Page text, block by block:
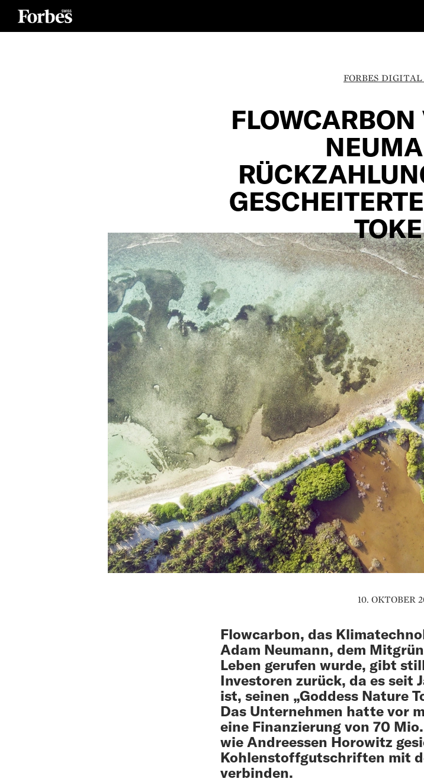
FORBES DIGITAL
10. OKTOBER
Flowcarbon, das
Adam Neumann, dem
Leben gerufen wurde, gibt
Investoren zurück, da es seit
ist, seinen „Goddess Nature
Das Unternehmen hatte vor
eine Finanzierung von 70
wie Andreessen Horowitz
Kohlenstoffgutschriften mit
verbinden.